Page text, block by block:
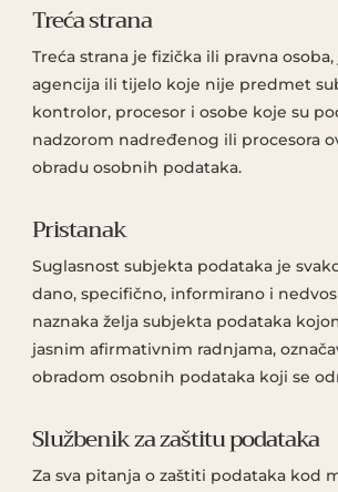
Treća strana
Treća strana je fizička ili pravna
agencija ili tijelo koje nije predmet
kontrolor, procesor i osobe koje su
nadzorom nadređenog ili procesora
obradu osobnih podataka.
Pristanak
Suglasnost subjekta podataka je
dano, specifično, informirano i
naznaka želja subjekta podataka
jasnim afirmativnim radnjama,
obradom osobnih podataka koji se
Službenik za zaštitu podataka
Za sva pitanja o zaštiti podataka kod